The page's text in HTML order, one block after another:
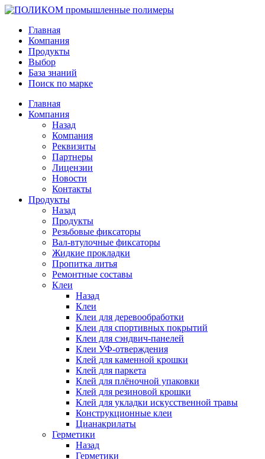
Главная
Компания
Продукты
Выбор
База знаний
Поиск по марке
Главная
Компания
Назад
Компания
Реквизиты
Партнеры
Лицензии
Новости
Контакты
Продукты
Назад
Продукты
Резьбовые фиксаторы
Вал-втулочные фиксаторы
Жидкие прокладки
Пропитка литья
Ремонтные составы
Клеи
Назад
Клеи
Клеи для деревообработки
Клеи для спортивных покрытий
Клеи для сэндвич-панелей
Клеи УФ-отверждения
Клей для каменной крошки
Клей для паркета
Клей для плёночной упаковки
Клей для резиновой крошки
Клей для укладки искусственной травы
Конструкционные клеи
Цианакрилаты
Герметики
Назад
Герметики